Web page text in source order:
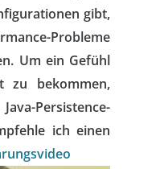
gibt,
Probleme
Um ein Gefühl
zu bekommen,
Persistence-
ich einen